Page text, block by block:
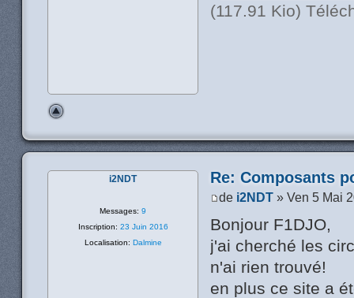
(117.91 Kio)
Re: Composants
de i2NDT » Ven 5 Mai
Bonjour F1DJO,
j'ai cherché les
n'ai rien trouvé!
en plus ce site a
i2NDT
Messages: 9
Inscription: 23 Juin 2016
Localisation: Dalmine